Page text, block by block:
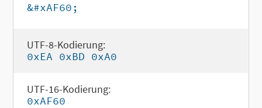
&#xAF60;
UTF-8-Kodierung:
0xEA 0xBD 0xA0
UTF-16-Kodierung:
0xAF60